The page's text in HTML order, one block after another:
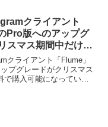
クライアント
Pro版へのアップグ
スマス期間中だけ無
に。
クライアント「Flume」
プグレードがクリスマス
購入可能になっていま